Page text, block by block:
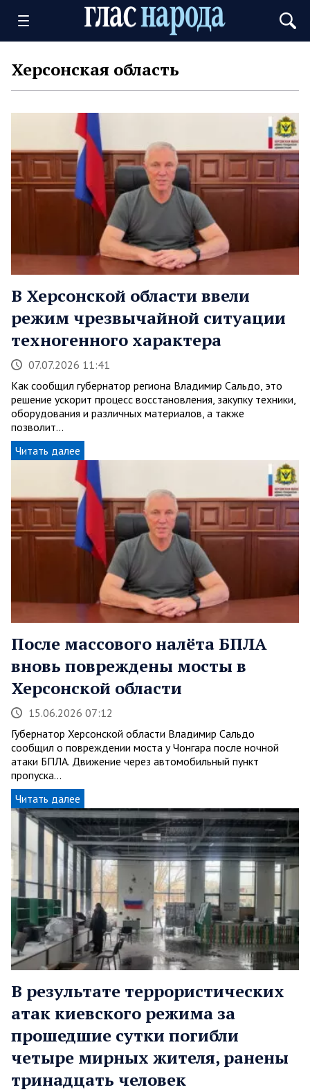
Херсонская область
В Херсонской области ввели
режим чрезвычайной ситуации
техногенного характера
07.07.2026 11:41
Как сообщил губернатор региона Владимир Сальдо, это
решение ускорит процесс восстановления, закупку техники,
оборудования и различных материалов, а также
позволит…
Читать далее
После массового налёта БПЛА
вновь повреждены мосты в
Херсонской области
15.06.2026 07:12
Губернатор Херсонской области Владимир Сальдо
сообщил о повреждении моста у Чонгара после ночной
атаки БПЛА. Движение через автомобильный пункт
пропуска…
Читать далее
В результате террористических
атак киевского режима за
прошедшие сутки погибли
четыре мирных жителя, ранены
тринадцать человек